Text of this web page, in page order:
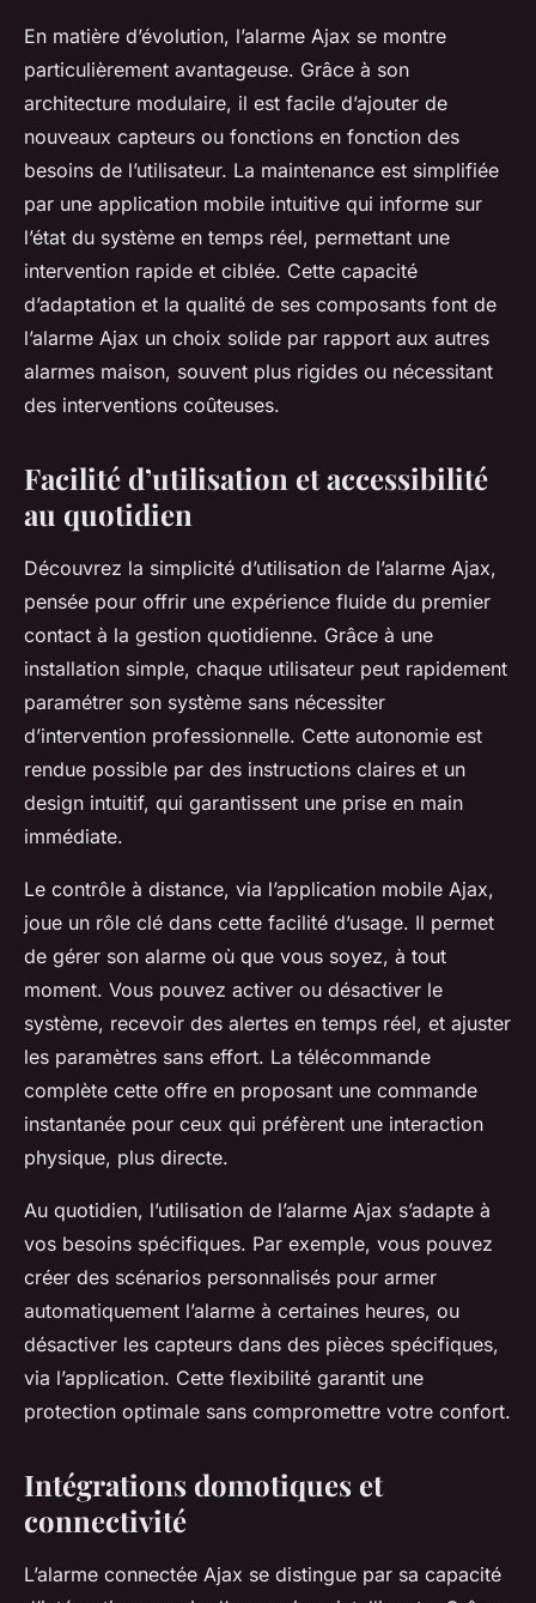
En matière d’évolution, l’alarme Ajax se montre
particulièrement avantageuse. Grâce à son
architecture modulaire, il est facile d’ajouter de
nouveaux capteurs ou fonctions en fonction des
besoins de l’utilisateur. La maintenance est simplifiée
par une application mobile intuitive qui informe sur
l’état du système en temps réel, permettant une
intervention rapide et ciblée. Cette capacité
d’adaptation et la qualité de ses composants font de
l’alarme Ajax un choix solide par rapport aux autres
alarmes maison, souvent plus rigides ou nécessitant
des interventions coûteuses.
Facilité d’utilisation et accessibilité
au quotidien
Découvrez la simplicité d’utilisation de l’alarme Ajax,
pensée pour offrir une expérience fluide du premier
contact à la gestion quotidienne. Grâce à une
installation simple, chaque utilisateur peut rapidement
paramétrer son système sans nécessiter
d’intervention professionnelle. Cette autonomie est
rendue possible par des instructions claires et un
design intuitif, qui garantissent une prise en main
immédiate.
Le contrôle à distance, via l’application mobile Ajax,
joue un rôle clé dans cette facilité d’usage. Il permet
de gérer son alarme où que vous soyez, à tout
moment. Vous pouvez activer ou désactiver le
système, recevoir des alertes en temps réel, et ajuster
les paramètres sans effort. La télécommande
complète cette offre en proposant une commande
instantanée pour ceux qui préfèrent une interaction
physique, plus directe.
Au quotidien, l’utilisation de l’alarme Ajax s’adapte à
vos besoins spécifiques. Par exemple, vous pouvez
créer des scénarios personnalisés pour armer
automatiquement l’alarme à certaines heures, ou
désactiver les capteurs dans des pièces spécifiques,
via l’application. Cette flexibilité garantit une
protection optimale sans compromettre votre confort.
Intégrations domotiques et
connectivité
L’alarme connectée Ajax se distingue par sa capacité